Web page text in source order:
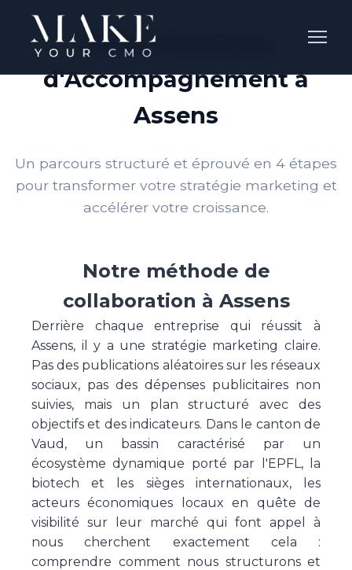
Notre Processus
d'Accompagnement à
Assens
Un parcours structuré et éprouvé en 4 étapes
pour transformer votre stratégie marketing et
accélérer votre croissance.
Notre méthode de
collaboration à Assens
Derrière chaque entreprise qui réussit à
Assens, il y a une stratégie marketing claire.
Pas des publications aléatoires sur les réseaux
sociaux, pas des dépenses publicitaires non
suivies, mais un plan structuré avec des
objectifs et des indicateurs. Dans le canton de
Vaud, un bassin caractérisé par un
écosystème dynamique porté par l'EPFL, la
biotech et les sièges internationaux, les
acteurs économiques locaux en quête de
visibilité sur leur marché qui font appel à
nous cherchent exactement cela :
comprendre comment nous structurons et